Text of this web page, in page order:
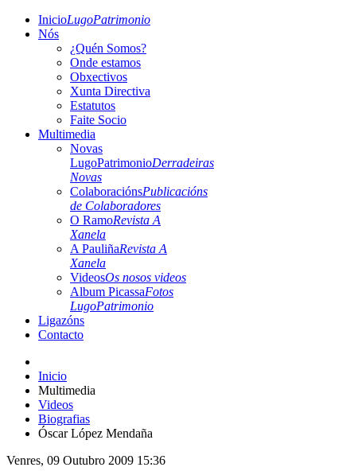
InicioLugoPatrimonio
Nós
¿Quén Somos?
Onde estamos
Obxectivos
Xunta Directiva
Estatutos
Faite Socio
Multimedia
Novas
LugoPatrimonioDerradeiras
Novas
ColaboraciónsPublicacións
de Colaboradores
O RamoRevista A
Xanela
A PauliñaRevista A
Xanela
VideosOs nosos videos
Album PicassaFotos
LugoPatrimonio
Ligazóns
Contacto
Inicio
Multimedia
Videos
Biografias
Óscar López Mendaña
Venres, 09 Outubro 2009 15:36